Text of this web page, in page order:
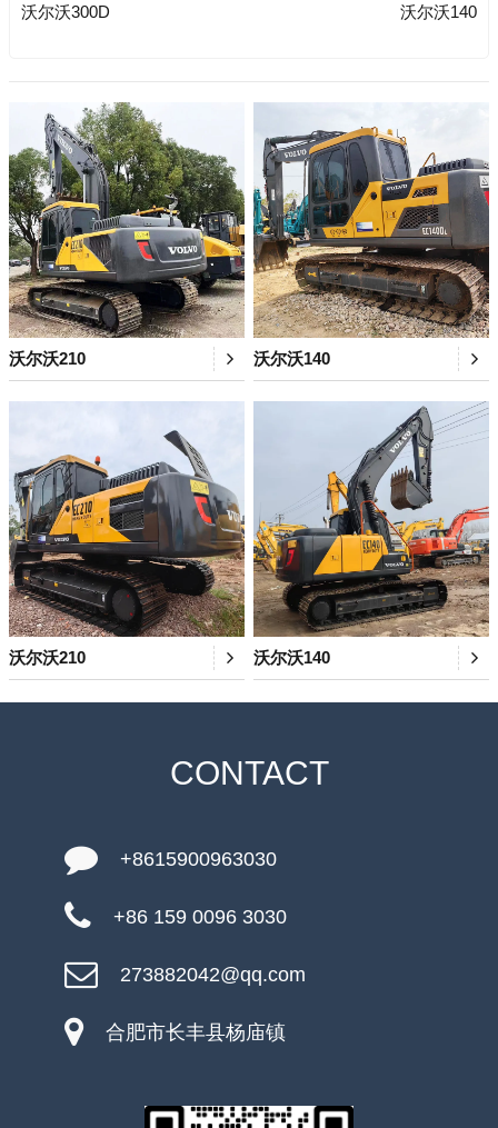
沃尔沃300D
沃尔沃140
沃尔沃210 沃尔沃140
沃尔沃210 沃尔沃140
CONTACT
+8615900963030
+86 159 0096 3030
273882042@qq.com
合肥市长丰县杨庙镇